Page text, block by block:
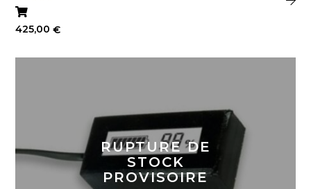
Note
sur 5
425,00€
RUPTURE DE
STOCK
PROVISOIRE